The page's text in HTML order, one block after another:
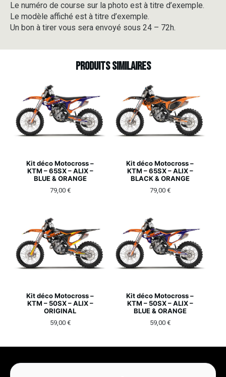
Le numéro de course sur la photo est à titre d’exemple.
Le modèle affiché est à titre d’exemple.
Un bon à tirer vous sera envoyé sous 24 – 72h.
Produits similaires
Kit déco Motocross –
KTM – 65SX – ALIX –
BLUE & ORANGE
79,00 €
Kit déco Motocross –
KTM – 65SX – ALIX –
BLACK & ORANGE
79,00 €
Kit déco Motocross –
KTM – 50SX – ALIX –
ORIGINAL
59,00 €
Kit déco Motocross –
KTM – 50SX – ALIX –
BLUE & ORANGE
59,00 €